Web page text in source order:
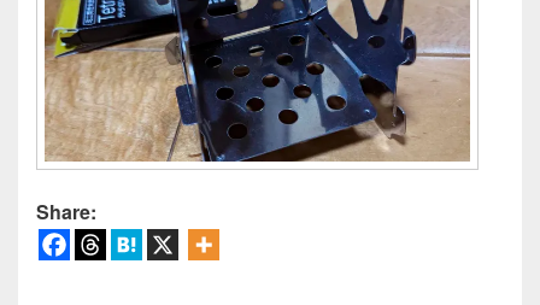
Share: